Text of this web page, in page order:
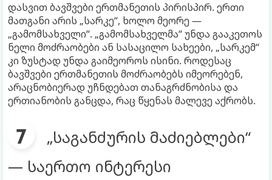
დასვით ბავშვები ერთმანეთის პირისპირ. ერთი
მათგანი არის „სარკე“, ხოლო მეორე —
„გამომსახველი“. „გამომსახველმა“ უნდა გააკეთოს
ნელი მოძრაობები ან სასაცილო სახეები, „სარკემ“
კი ზუსტად უნდა გაიმეოროს ისინი. როდესაც
ბავშვები ერთმანეთის მოძრაობებს იმეორებენ,
არაცნობიერად უჩნდებათ თანაგრძნობისა და
ერთიანობის განცდა, რაც წყენას მალევე აქრობს.
„საგანძურის მაძიებლები“
— საერთო ინტერესი